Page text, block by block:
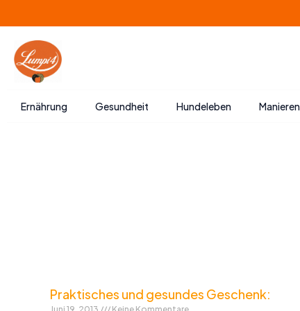
Inhalt
springen
Ernährung Gesundheit Hundeleben Manieren
Praktisches und gesundes Geschenk: